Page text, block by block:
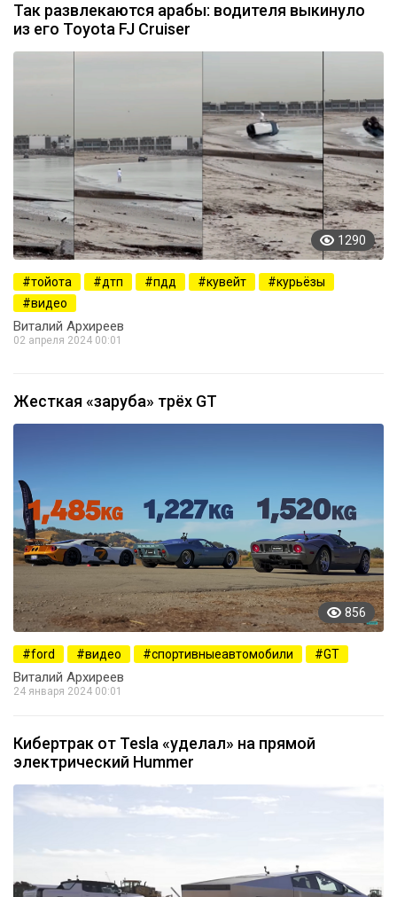
Так развлекаются арабы: водителя выкинуло
из его Toyota FJ Cruiser
1290
тойота дтп пдд кувейт
курьёзы
видео
Виталий Архиреев
02 апреля 2024 00:01
Жесткая «заруба» трёх GT
856
ford видео спортивныеавтомобили GT
Виталий Архиреев
24 января 2024 00:01
Кибертрак от Tesla «уделал» на прямой
электрический Hummer